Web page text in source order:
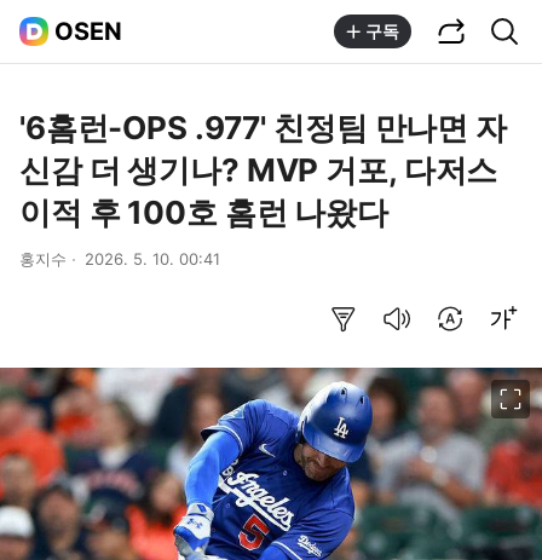
OSEN 구독
'6홈런-OPS .977' 친정팀 만나면 자
신감 더 생기나? MVP 거포, 다저스
이적 후 100호 홈런 나왔다
홍지수 2026. 5. 10. 00:41